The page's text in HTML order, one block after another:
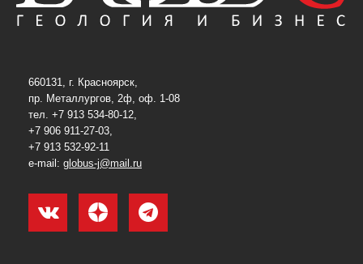
660131, г. Красноярск,
пр. Металлургов, 2ф, оф. 1-08
тел. +7 913 534-80-12,
+7 906 911-27-03,
+7 913 532-92-11
e-mail: globus-j@mail.ru